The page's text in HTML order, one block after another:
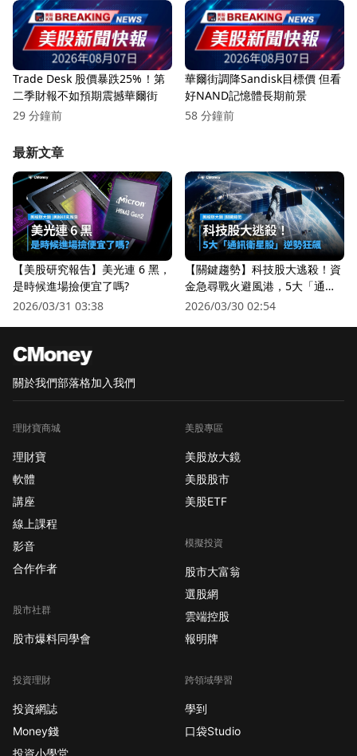
Trade Desk 股價暴跌25%！第
二季財報不如預期震撼華爾街
29 分鐘前
華爾街調降Sandisk目標價 但看
好NAND記憶體長期前景
58 分鐘前
最新文章
【美股研究報告】美光連 6 黑，
是時候進場撿便宜了嗎?
2026/03/31 03:38
【關鍵趨勢】科技股大逃殺！資
金急尋戰火避風港，5大「通訊
衛星股」逆勢狂飆
2026/03/30 02:54
關於我們部落格加入我們
理財寶商城
理財寶
軟體
講座
線上課程
影音
合作作者
股市社群
股市爆料同學會
投資理財
投資網誌
Money錢
美股專區
美股放大鏡
美股股市
美股ETF
模擬投資
股市大富翁
選股網
雲端控股
報明牌
跨領域學習
學到
口袋Studio